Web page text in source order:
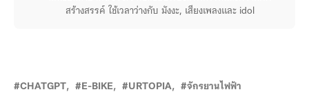
สร้างสรรค์ ใช้เวลาว่างกับ มังงะ, เสียงเพลงและ idol
CHATGPT E-BIKE URTOPIA จักรยานไฟฟ้า